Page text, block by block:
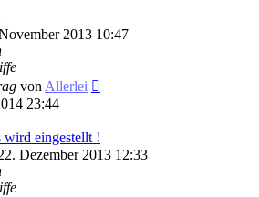
2013 10:47
von Allerlei
23:44
wird eingestellt !
Dezember 2013 12:33